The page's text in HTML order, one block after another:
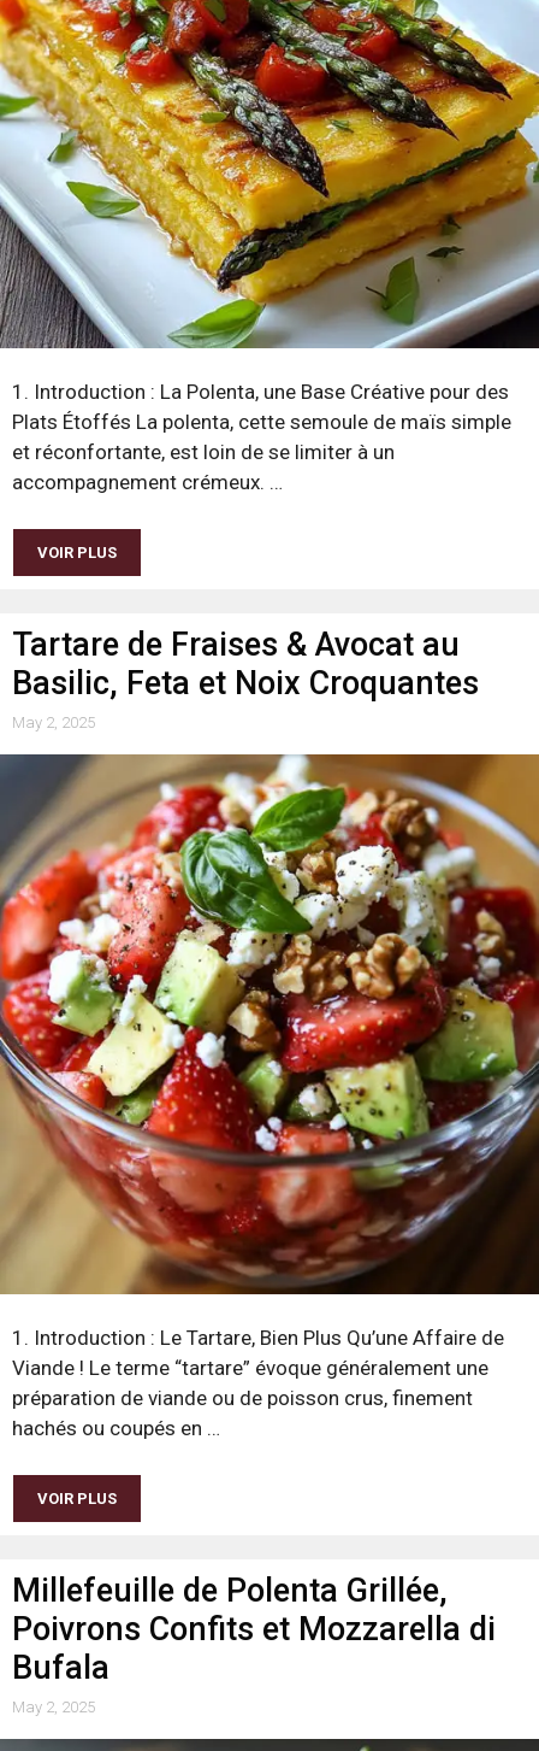
1. Introduction : La Polenta, une Base Créative pour des
Plats Étoffés La polenta, cette semoule de maïs simple
et réconfortante, est loin de se limiter à un
accompagnement crémeux. …
VOIR PLUS
Tartare de Fraises & Avocat au
Basilic, Feta et Noix Croquantes
May 2, 2025
1. Introduction : Le Tartare, Bien Plus Qu’une Affaire de
Viande ! Le terme “tartare” évoque généralement une
préparation de viande ou de poisson crus, finement
hachés ou coupés en …
VOIR PLUS
Millefeuille de Polenta Grillée,
Poivrons Confits et Mozzarella di
Bufala
May 2, 2025